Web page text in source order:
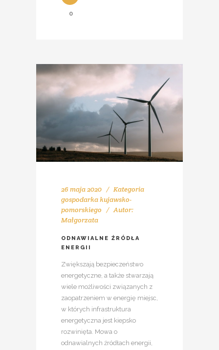
0
26 maja 2020
Kategoria
gospodarka kujawsko-
pomorskiego
Autor:
Małgorzata
ODNAWIALNE ŹRÓDŁA
ENERGII
Zwiększają bezpieczeństwo
energetyczne, a także stwarzają
wiele możliwości związanych z
zaopatrzeniem w energię miejsc,
w których infrastruktura
energetyczna jest kiepsko
rozwinięta. Mowa o
odnawialnych źródłach energii,